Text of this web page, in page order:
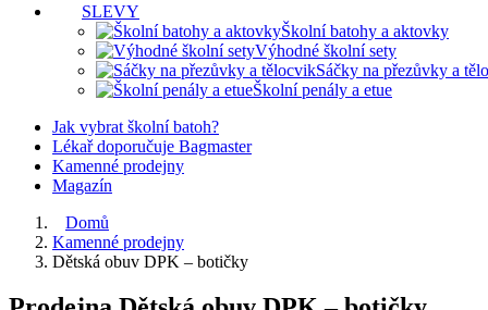
SLEVY
Školní batohy a aktovky
Výhodné školní sety
Sáčky na přezůvky a
Školní penály a etue
Jak vybrat školní batoh?
Lékař doporučuje Bagmaster
Kamenné prodejny
Magazín
Domů
Kamenné prodejny
Dětská obuv DPK – botičky